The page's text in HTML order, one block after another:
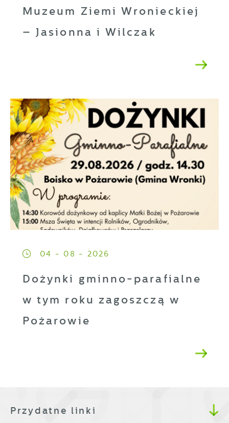
Muzeum Ziemi Wronieckiej
– Jasionna i Wilczak
04 - 08 - 2026
Dożynki gminno-parafialne
w tym roku zagoszczą w
Pożarowie
Przydatne linki